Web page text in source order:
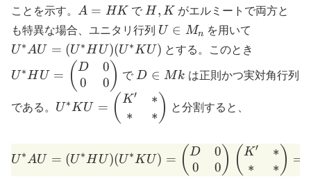
ことを示す。
A
HK
A = HK で H,
K
H , K がエルミートで両方と
も特異な場合、ユニタリ行列 U
\in
M_n
U ∈ Mn を用いて
A U
(U^*
U∗AU = (U∗H U)(U∗KU) とする。このとき
D & 0 \\
U∗H U = ( D
0
0
0 ) で
D
\in
Mk
D ∈ Mk は正則かつ実対角行列
である。
U^* K U =
\begin{pmatrix}
U∗KU = ( K′
∗
∗
∗ ) と分割すると、
U^* A U = (U^* H
U ∗AU = (U ∗H U)(U∗K U ) = (D
0
0
0 ) ( K′
∗
∗
∗ ) =